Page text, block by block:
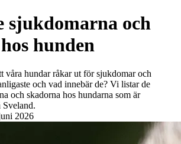
sjukdomarna och
hunden
våra hundar råkar ut för sjukdomar och
och vad innebär de? Vi listar de
och skadorna hos hundarna som är
Sveland.
2026